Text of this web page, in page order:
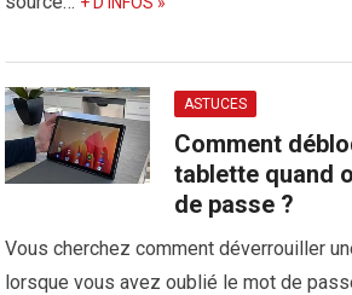
ASTUCES
Comment
tablette quand
de passe ?
Vous cherchez comment déverrouiller
lorsque vous avez oublié le mot de